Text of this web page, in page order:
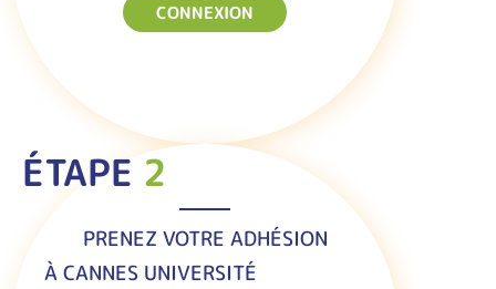
CONNEXION
ÉTAPE 2
PRENEZ VOTRE ADHÉSION
À CANNES UNIVERSITÉ